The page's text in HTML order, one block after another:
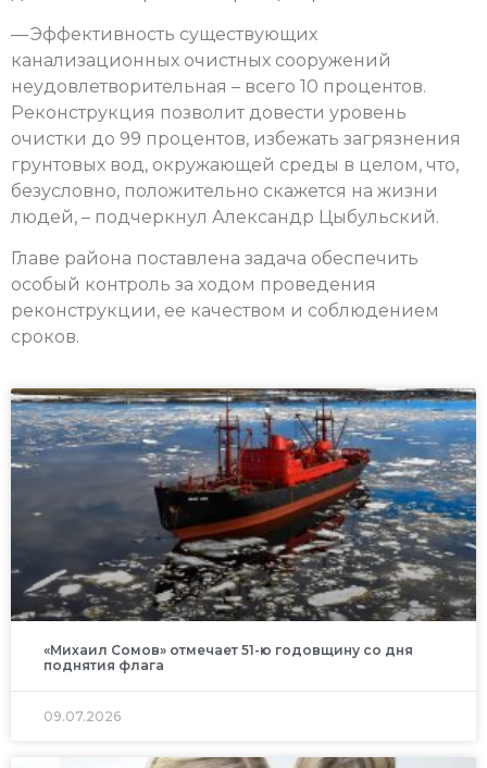
— Эффективность существующих
канализационных очистных сооружений
неудовлетворительная – всего 10 процентов.
Реконструкция позволит довести уровень
очистки до 99 процентов, избежать загрязнения
грунтовых вод, окружающей среды в целом, что,
безусловно, положительно скажется на жизни
людей, – подчеркнул Александр Цыбульский.
Главе района поставлена задача обеспечить
особый контроль за ходом проведения
реконструкции, ее качеством и соблюдением
сроков.
«Михаил Сомов» отмечает 51-ю годовщину со дня
поднятия флага
09.07.2026